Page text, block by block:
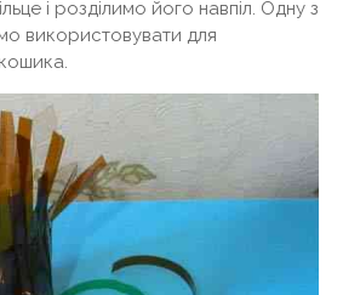
і розділимо його навпіл. Одну з
використовувати для